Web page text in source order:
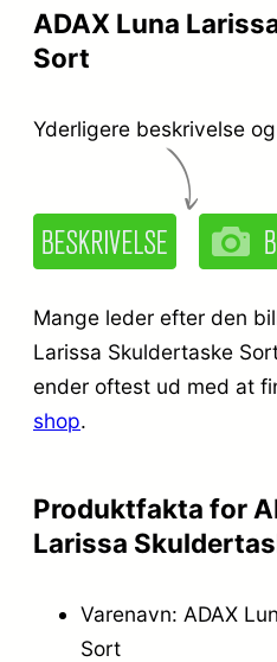
v
a
:
k
r
1
.
ADAX Luna
Sort
Yderligere beskrivelse
Mange leder efter den
Larissa Skuldertaske
ender oftest ud med at
shop.
Produktfakta for
Larissa
Varenavn: ADAX
Sort